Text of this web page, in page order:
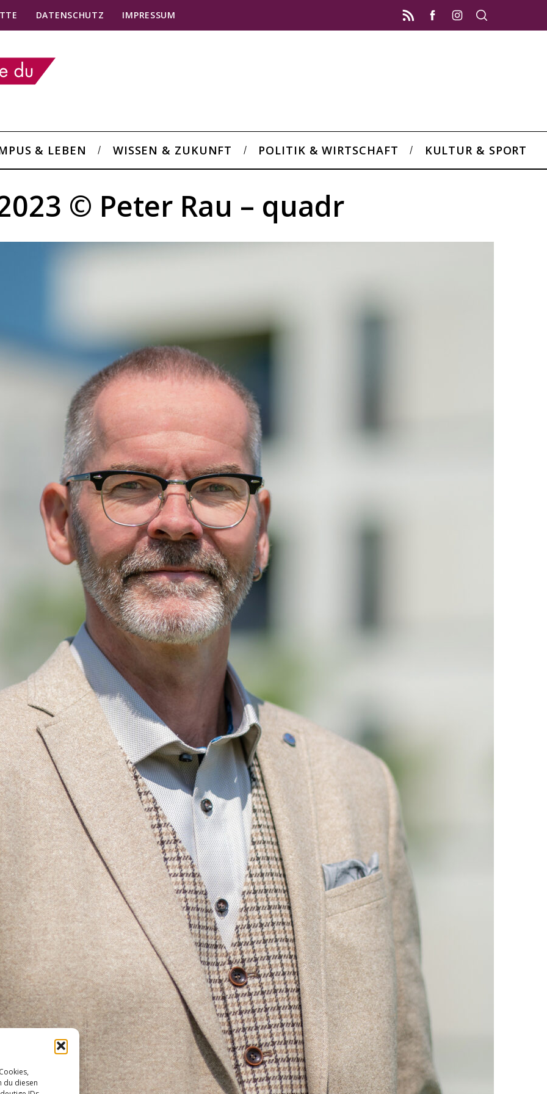
du diesen
DATENSCHUTZ IMPRESSUM
& LEBEN WISSEN & ZUKUNFT POLITIK & WIRTSCHAFT KULTUR & SPORT
© Peter Rau – quadr